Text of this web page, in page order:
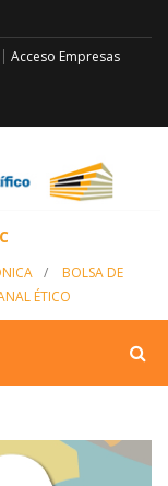
Acceso Empresas
/
BOLSA DE
ÉTICO